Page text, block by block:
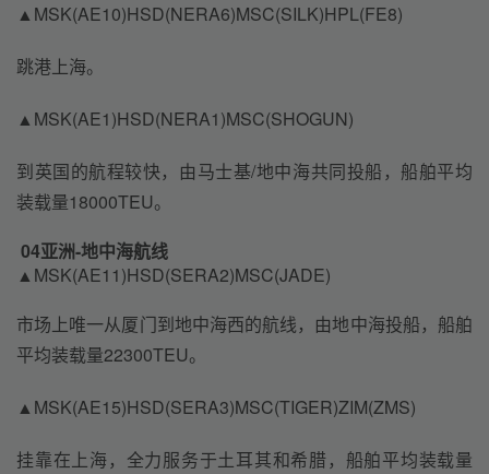
▲MSK(AE10)HSD(NERA6)MSC(SILK)HPL(FE8)
跳港上海。
▲MSK(AE1)HSD(NERA1)MSC(SHOGUN)
到英国的航程较快，由马士基/地中海共同投船，船舶平均
装载量18000TEU。
04亚洲-地中海航线
▲MSK(AE11)HSD(SERA2)MSC(JADE)
市场上唯一从厦门到地中海西的航线，由地中海投船，船舶
平均装载量22300TEU。
▲MSK(AE15)HSD(SERA3)MSC(TIGER)ZIM(ZMS)
挂靠在上海，全力服务于土耳其和希腊，船舶平均装载量